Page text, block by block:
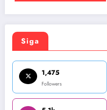
Siga
1,475
Followers